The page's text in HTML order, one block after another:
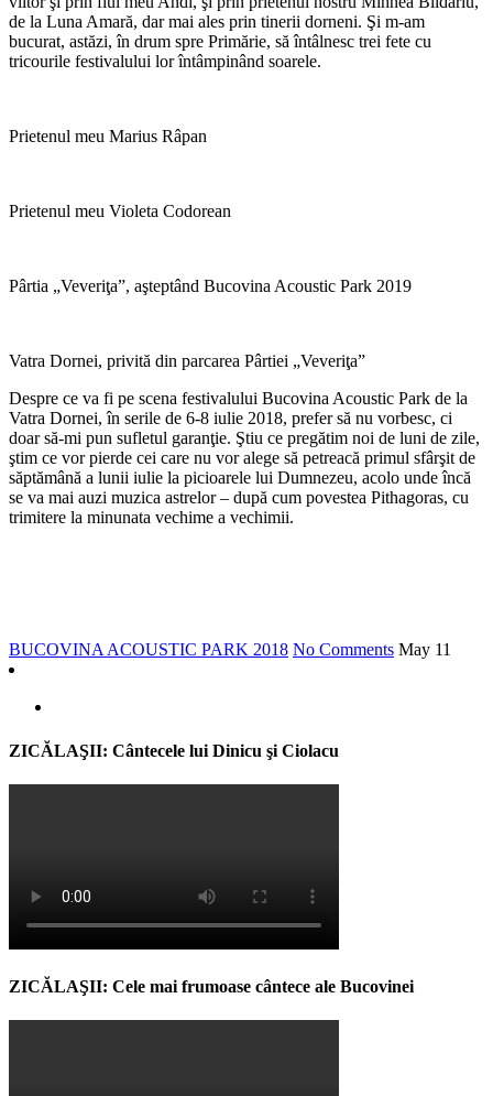
de la Luna Amară, dar mai ales prin tinerii dorneni. Şi m-am
bucurat, astăzi, în drum spre Primărie, să întâlnesc trei fete cu
tricourile festivalului lor întâmpinând soarele.
Prietenul meu Marius Râpan
Prietenul meu Violeta Codorean
Pârtia „Veveriţa”, aşteptând Bucovina Acoustic Park 2019
Vatra Dornei, privită din parcarea Pârtiei „Veveriţa”
Despre ce va fi pe scena festivalului Bucovina Acoustic Park de la
Vatra Dornei, în serile de 6-8 iulie 2018, prefer să nu vorbesc, ci
doar să-mi pun sufletul garanţie. Ştiu ce pregătim noi de luni de zile,
ştim ce vor pierde cei care nu vor alege să petreacă primul sfârşit de
săptămână a lunii iulie la picioarele lui Dumnezeu, acolo unde încă
se va mai auzi muzica astrelor – după cum povestea Pithagoras, cu
trimitere la minunata vechime a vechimii.
BUCOVINA ACOUSTIC PARK 2018 No Comments May 11
ZICĂLAŞII: Cântecele lui Dinicu şi Ciolacu
ZICĂLAŞII: Cele mai frumoase cântece ale Bucovinei